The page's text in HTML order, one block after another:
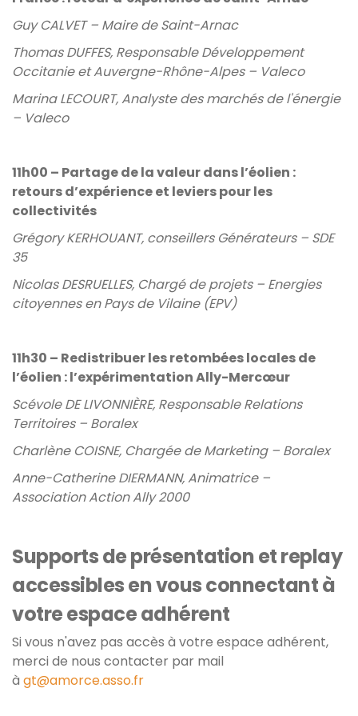
Guy CALVET – Maire de Saint-Arnac
Thomas DUFFES, Responsable Développement
Occitanie et Auvergne-Rhône-Alpes – Valeco
Marina LECOURT, Analyste des marchés de l'énergie
– Valeco
11h00 – Partage de la valeur dans l’éolien :
retours d’expérience et leviers pour les
collectivités
Grégory KERHOUANT, conseillers Générateurs – SDE
35
Nicolas DESRUELLES, Chargé de projets – Energies
citoyennes en Pays de Vilaine (EPV)
11h30 – Redistribuer les retombées locales de
l’éolien : l’expérimentation Ally-Mercœur
Scévole DE LIVONNIÈRE, Responsable Relations
Territoires – Boralex
Charlène COISNE, Chargée de Marketing – Boralex
Anne-Catherine DIERMANN, Animatrice –
Association Action Ally 2000
Supports de présentation et replay
accessibles en vous connectant à
votre espace adhérent
Si vous n'avez pas accès à votre espace adhérent,
merci de nous contacter par mail
à gt@amorce.asso.fr